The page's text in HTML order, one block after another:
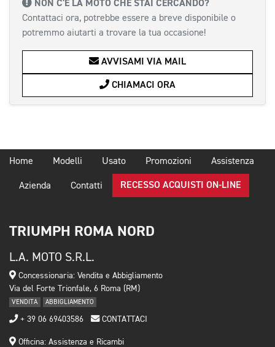
NON C'È LA MOTO CHE STAI CERCANDO?
Contattaci ora, potrebbe essere a breve disponibile o
potremmo aiutarti a trovare la tua occasione!
AVVISAMI VIA MAIL
CHIAMACI ORA
Home Modelli Usato Promozioni Assistenza
Azienda Contatti RECESSO ACQUISTI ON-LINE
TRIUMPH ROMA NORD
L.A. MOTO S.R.L.
Concessionaria: Vendita e Abbigliamento
Via del Forte Trionfale, 6 Roma (RM)
VENDITA ABBIGLIAMENTO
+ 39 06 69403586 CONTATTACI
Officina: Assistenza e Ricambi